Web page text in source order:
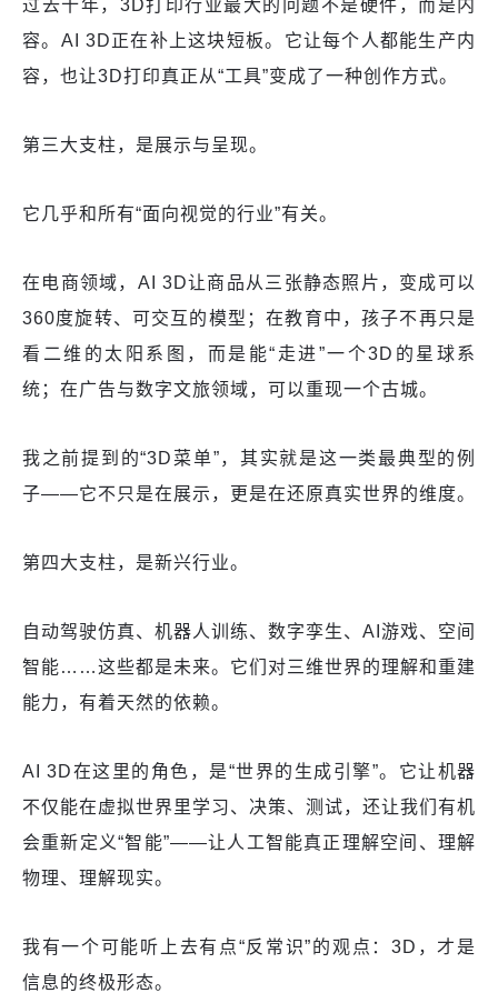
过去十年，3D打印行业最大的问题不是硬件，而是内
容。AI 3D正在补上这块短板。它让每个人都能生产内
容，也让3D打印真正从“工具”变成了一种创作方式。
第三大支柱，是展示与呈现。
它几乎和所有“面向视觉的行业”有关。
在电商领域，AI 3D让商品从三张静态照片，变成可以
360度旋转、可交互的模型；在教育中，孩子不再只是
看二维的太阳系图，而是能“走进”一个3D的星球系
统；在广告与数字文旅领域，可以重现一个古城。
我之前提到的“3D菜单”，其实就是这一类最典型的例
子——它不只是在展示，更是在还原真实世界的维度。
第四大支柱，是新兴行业。
自动驾驶仿真、机器人训练、数字孪生、AI游戏、空间
智能……这些都是未来。它们对三维世界的理解和重建
能力，有着天然的依赖。
AI 3D在这里的角色，是“世界的生成引擎”。它让机器
不仅能在虚拟世界里学习、决策、测试，还让我们有机
会重新定义“智能”——让人工智能真正理解空间、理解
物理、理解现实。
我有一个可能听上去有点“反常识”的观点：3D，才是
信息的终极形态。